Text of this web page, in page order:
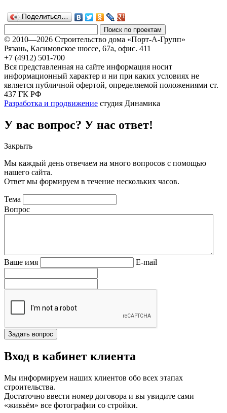
Поделиться…
© 2010—2026 Строительство дома «Порт-А-Групп»
Рязань, Касимовское шоссе, 67а, офиc. 411
+7 (4912) 501-700
Вся представленная на сайте информация носит
информационный характер и ни при каких условиях не
является публичной офертой, определяемой положениями ст.
437 ГК РФ
Разработка и продвижение студия Динамика
У вас вопрос? У нас ответ!
Закрыть
Мы каждый день отвечаем на много вопросов с помощью
нашего сайта.
Ответ мы формируем в течение нескольких часов.
Тема
Вопрос
Ваше имя E-mail
Вход в кабинет клиента
Мы информируем наших клиентов обо всех этапах
строительства.
Достаточно ввести номер договора и вы увидите сами
«живьём» все фотографии со стройки.